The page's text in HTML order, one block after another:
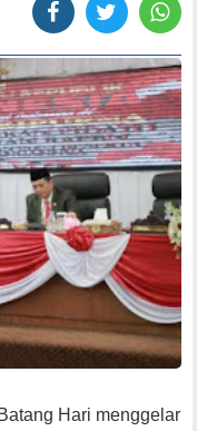
Hari menggelar